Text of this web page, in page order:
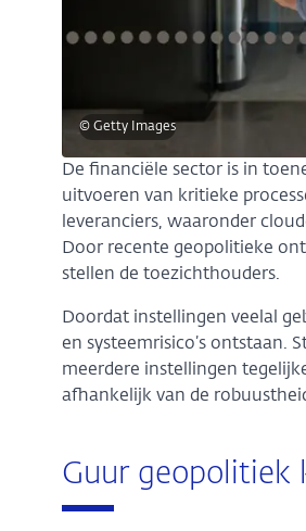
© Getty Images
De financiële sector is in
uitvoeren van kritieke
leveranciers, waaronder
Door recente geopolitieke
stellen de toezichthouders.
Doordat instellingen veelal
en systeemrisico’s ontstaan.
meerdere instellingen
afhankelijk van de
Guur geopolitiek